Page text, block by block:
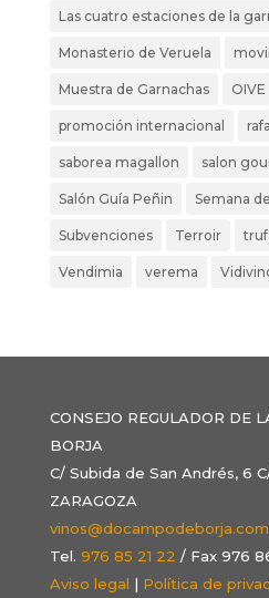
Las cuatro estaciones de la
Monasterio de Veruela
Muestra de Garnachas OIVE
promoción internacional
saborea magallon salon
Salón Guía Peñin Semana
Subvenciones Terroir
Vendimia verema
CONSEJO REGULADOR DE
BORJA
C/ Subida de San Andrés, 6
ZARAGOZA
vinos@docampodeborja.com
Tel. 976 85 21 22 / Fax 976
Aviso legal | Política de